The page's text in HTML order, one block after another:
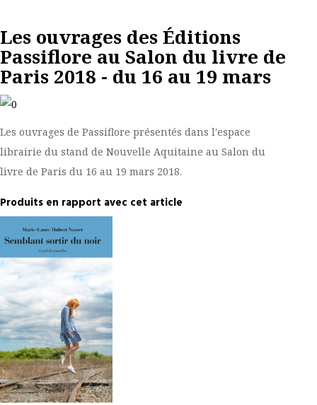
Les ouvrages des Éditions
Passiflore au Salon du livre de
Paris 2018 - du 16 au 19 mars
Les ouvrages de Passiflore présentés dans l'espace
librairie du stand de Nouvelle Aquitaine au Salon du
livre de Paris du 16 au 19 mars 2018.
Produits en rapport avec cet article